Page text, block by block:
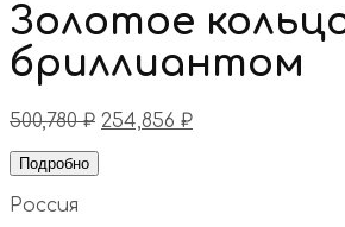
Золотое
бриллиантом
500,780₽ 254,856 ₽
Подробно
Россия